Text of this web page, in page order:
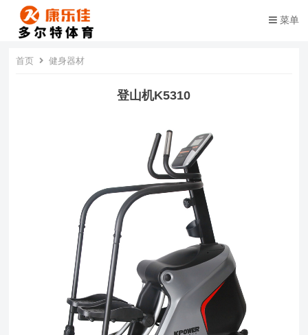
菜单
首页 健身器材
登山机K5310